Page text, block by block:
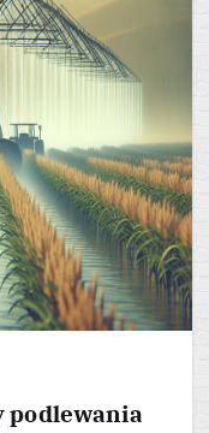
podlewania